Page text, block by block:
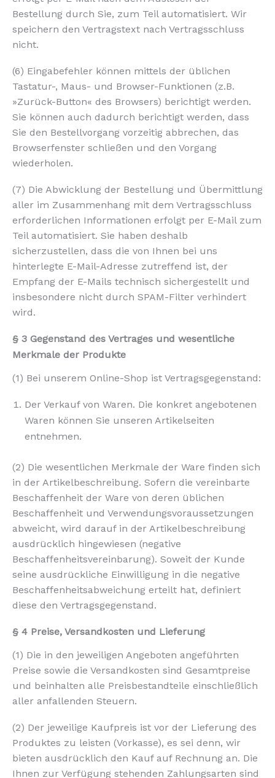
Bestellung durch Sie, zum Teil automatisiert. Wir
speichern den Vertragstext nach Vertragsschluss
nicht.
(6) Eingabefehler können mittels der üblichen
Tastatur-, Maus- und Browser-Funktionen (z.B.
»Zurück-Button« des Browsers) berichtigt werden.
Sie können auch dadurch berichtigt werden, dass
Sie den Bestellvorgang vorzeitig abbrechen, das
Browserfenster schließen und den Vorgang
wiederholen.
(7) Die Abwicklung der Bestellung und Übermittlung
aller im Zusammenhang mit dem Vertragsschluss
erforderlichen Informationen erfolgt per E-Mail zum
Teil automatisiert. Sie haben deshalb
sicherzustellen, dass die von Ihnen bei uns
hinterlegte E-Mail-Adresse zutreffend ist, der
Empfang der E-Mails technisch sichergestellt und
insbesondere nicht durch SPAM-Filter verhindert
wird.
§ 3 Gegenstand des Vertrages und wesentliche
Merkmale der Produkte
(1) Bei unserem Online-Shop ist Vertragsgegenstand:
Der Verkauf von Waren. Die konkret angebotenen
Waren können Sie unseren Artikelseiten
entnehmen.
(2) Die wesentlichen Merkmale der Ware finden sich
in der Artikelbeschreibung. Sofern die vereinbarte
Beschaffenheit der Ware von deren üblichen
Beschaffenheit und Verwendungsvoraussetzungen
abweicht, wird darauf in der Artikelbeschreibung
ausdrücklich hingewiesen (negative
Beschaffenheitsvereinbarung). Soweit der Kunde
seine ausdrückliche Einwilligung in die negative
Beschaffenheitsabweichung erteilt hat, definiert
diese den Vertragsgegenstand.
§ 4 Preise, Versandkosten und Lieferung
(1) Die in den jeweiligen Angeboten angeführten
Preise sowie die Versandkosten sind Gesamtpreise
und beinhalten alle Preisbestandteile einschließlich
aller anfallenden Steuern.
(2) Der jeweilige Kaufpreis ist vor der Lieferung des
Produktes zu leisten (Vorkasse), es sei denn, wir
bieten ausdrücklich den Kauf auf Rechnung an. Die
Ihnen zur Verfügung stehenden Zahlungsarten sind